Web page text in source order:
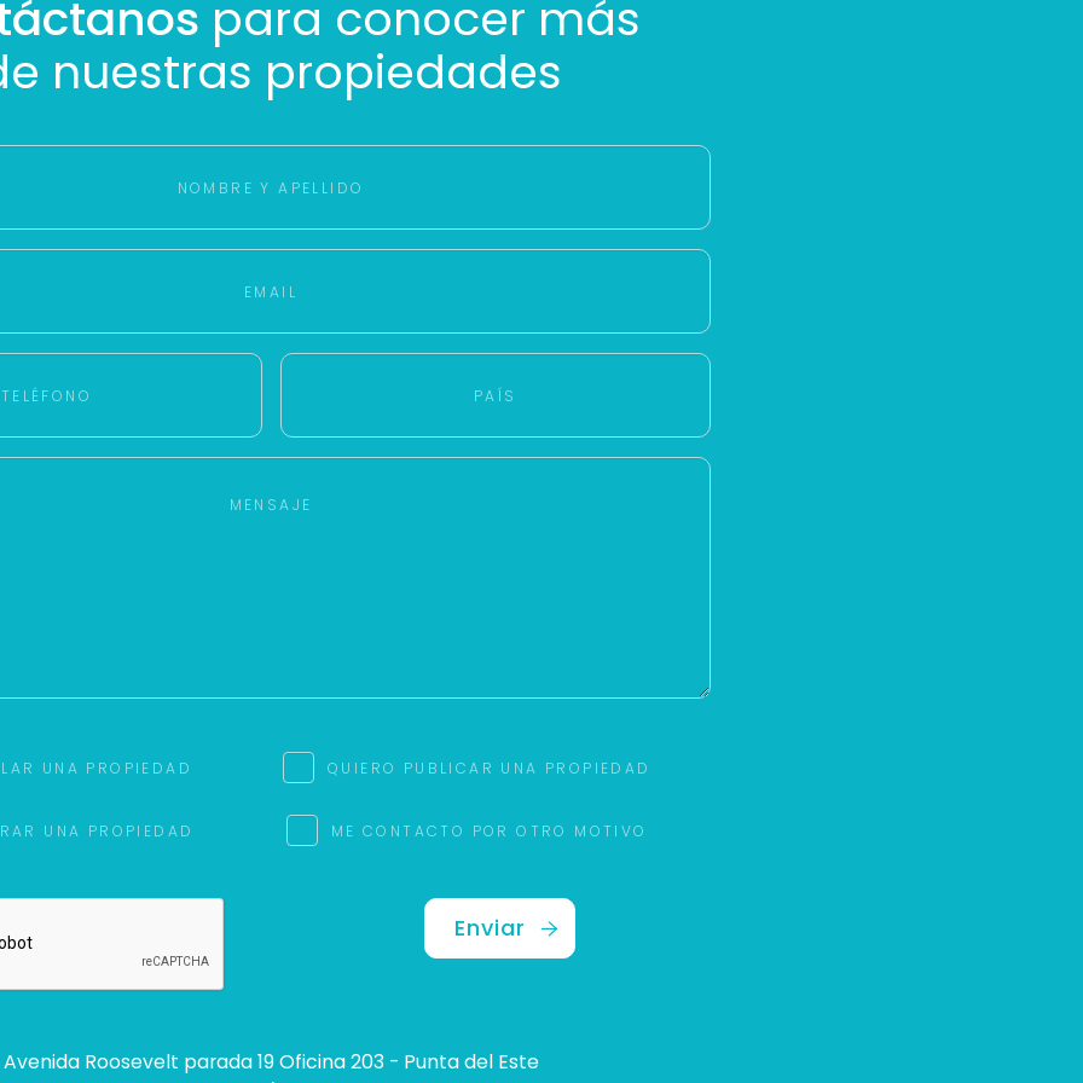
para conocer más
nuestras propiedades
UNA PROPIEDAD QUIERO PUBLICAR UNA PROPIEDAD
UNA PROPIEDAD ME CONTACTO POR OTRO MOTIVO
Enviar
Avenida Roosevelt parada 19 Oficina 203 - Punta del Este